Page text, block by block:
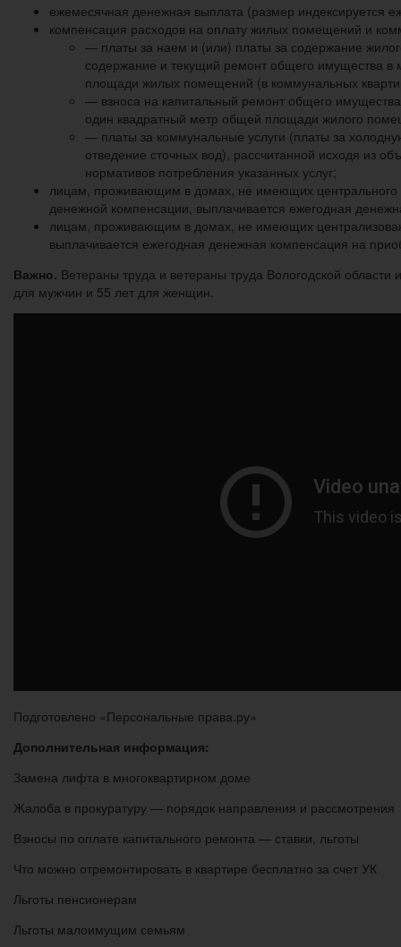
ежемесячная денежная выплата (размер индексируется
компенсация расходов на оплату жилых помещений и
— платы за наем и (или) платы за содержание
содержание и текущий ремонт общего имущества в
площади жилых помещений (в коммунальных
— взноса на капитальный ремонт общего
один квадратный метр общей площади жилого
— платы за коммунальные услуги (платы за
отведение сточных вод), рассчитанной исходя из
нормативов потребления указанных услуг;
лицам, проживающим в домах, не имеющих
денежной компенсации, выплачивается ежегодная
лицам, проживающим в домах, не имеющих
выплачивается ежегодная денежная компенсация на
Важно. Ветераны труда и ветераны труда Вологодской
для мужчин и 55 лет для женщин.
Подготовлено «Персональные права.ру»
Дополнительная информация:
Замена лифта в многоквартирном доме
Жалоба в прокуратуру — порядок направления и рассмотрения
Взносы по оплате капитального ремонта — ставки, льготы
Что можно отремонтировать в квартире бесплатно за счет УК
Льготы пенсионерам
Льготы малоимущим семьям